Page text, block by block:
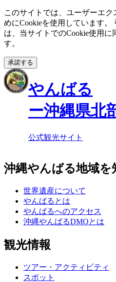
このサイトでは、ユーザーエ
めにCookieを使用しています。
は、当サイトでのCookie使用に
す。
承諾する
やんばる
ー沖縄県北
公式観光サイト
沖縄やんばる地域を
世界遺産について
やんばるとは
やんばるへのアクセス
沖縄やんばるDMOとは
観光情報
ツアー・アクティビティ
スポット